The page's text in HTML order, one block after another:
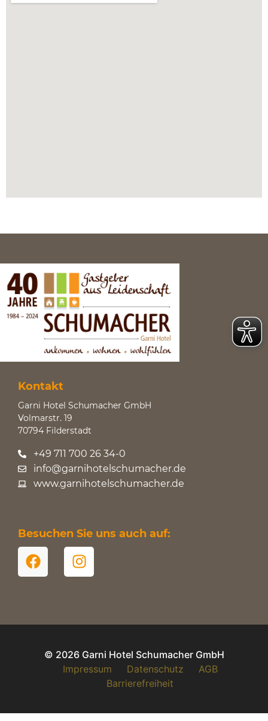
Kontakt
Garni Hotel Schumacher GmbH
Volmarstr. 19
70794 Filderstadt
+49 711 700 26 34-0
info@garnihotelschumacher.de
www.garnihotelschumacher.de
Besuchen Sie uns auch auf:
© 2026 Garni Hotel Schumacher GmbH
Impressum
Datenschutz
AGB
Barrierefreiheit